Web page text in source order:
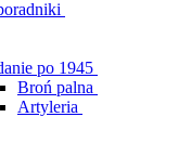
po 1945
Broń palna
Artyleria